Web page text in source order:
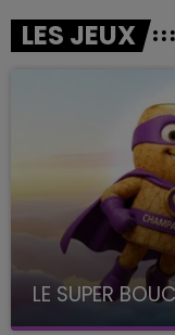
LES JEUX
LE SUPER
avec La Famille